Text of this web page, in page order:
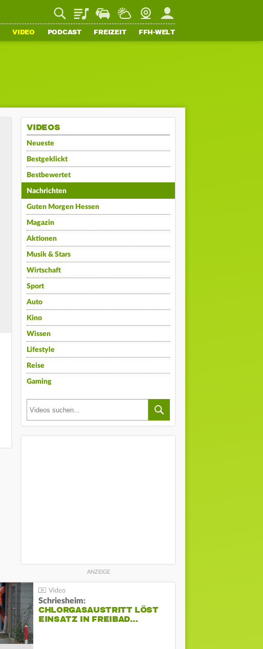
PlaylistStaupilotWetterWebcamMein FFH
VIDEO PODCAST FREIZEIT FFH-WELT
VIDEOS
Neueste
Bestgeklickt
Bestbewertet
Nachrichten
Guten Morgen Hessen
Magazin
Aktionen
Musik & Stars
Wirtschaft
Sport
Auto
Kino
Wissen
Lifestyle
Reise
Gaming
Schriesheim:
CHLORGASAUSTRITT LÖST
EINSATZ IN FREIBAD…